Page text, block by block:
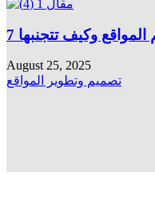
وكيف تتجنبها
August 25, 2025
تصميم وتطوير المواقع